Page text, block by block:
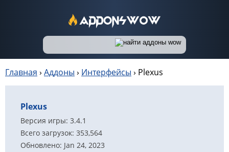
Главная › Аддоны › Интерфейсы › Plexus
Plexus
Версия игры: 3.4.1
Всего загрузок: 353,564
Обновлено: Jan 24, 2023